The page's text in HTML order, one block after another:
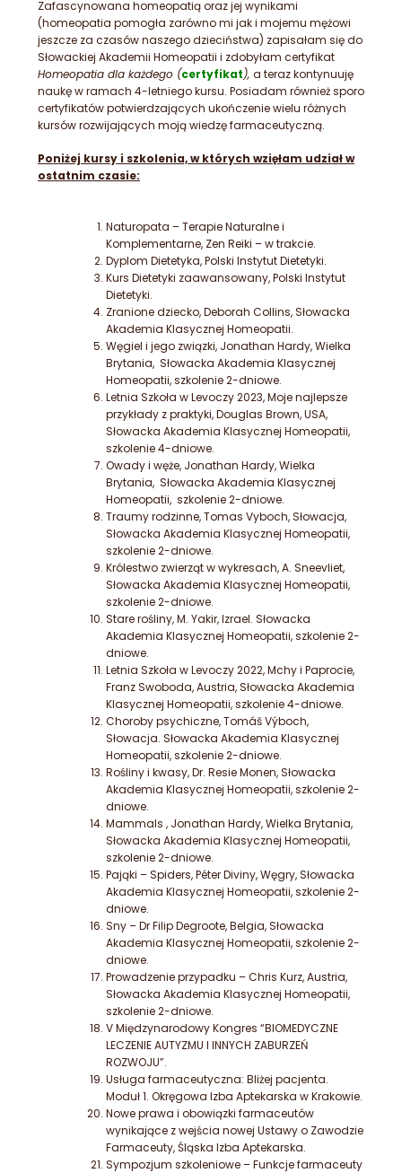
Zafascynowana homeopatią oraz jej wynikami
(homeopatia pomogła zarówno mi jak i mojemu mężowi
jeszcze za czasów naszego dzieciństwa) zapisałam się do
Słowackiej Akademii Homeopatii i zdobyłam certyfikat
Homeopatia dla każdego (certyfikat), a teraz kontynuuję
naukę w ramach 4-letniego kursu. Posiadam również sporo
certyfikatów potwierdzających ukończenie wielu różnych
kursów rozwijających moją wiedzę farmaceutyczną.
Poniżej kursy i szkolenia, w których wzięłam udział w
ostatnim czasie:
Naturopata – Terapie Naturalne i
Komplementarne, Zen Reiki – w trakcie.
Dyplom Dietetyka, Polski Instytut Dietetyki.
Kurs Dietetyki zaawansowany, Polski Instytut
Dietetyki.
Zranione dziecko, Deborah Collins, Słowacka
Akademia Klasycznej Homeopatii.
Węgiel i jego związki, Jonathan Hardy, Wielka
Brytania, Słowacka Akademia Klasycznej
Homeopatii, szkolenie 2-dniowe.
Letnia Szkoła w Levoczy 2023, Moje najlepsze
przykłady z praktyki,Douglas Brown, USA,
Słowacka Akademia Klasycznej Homeopatii,
szkolenie 4-dniowe.
Owady i węże, Jonathan Hardy, Wielka
Brytania, Słowacka Akademia Klasycznej
Homeopatii, szkolenie 2-dniowe.
Traumy rodzinne, Tomas Vyboch, Słowacja,
Słowacka Akademia Klasycznej Homeopatii,
szkolenie 2-dniowe.
Królestwo zwierząt w wykresach, A. Sneevliet,
Słowacka Akademia Klasycznej Homeopatii,
szkolenie 2-dniowe.
Stare rośliny, M. Yakir,Izrael. Słowacka
Akademia Klasycznej Homeopatii, szkolenie 2-
dniowe.
Letnia Szkoła w Levoczy 2022, Mchy i Paprocie,
Franz Swoboda, Austria, Słowacka Akademia
Klasycznej Homeopatii, szkolenie 4-dniowe.
Choroby psychiczne, Tomáš Výboch,
Słowacja. Słowacka Akademia Klasycznej
Homeopatii, szkolenie 2-dniowe.
Rośliny i kwasy, Dr. Resie Monen,Słowacka
Akademia Klasycznej Homeopatii, szkolenie 2-
dniowe.
Mammals , Jonathan Hardy, Wielka Brytania,
Słowacka Akademia Klasycznej Homeopatii,
szkolenie 2-dniowe.
Pająki – Spiders, Péter Diviny, Węgry,Słowacka
Akademia Klasycznej Homeopatii, szkolenie 2-
dniowe.
Sny – Dr Filip Degroote, Belgia, Słowacka
Akademia Klasycznej Homeopatii, szkolenie 2-
dniowe.
Prowadzenie przypadku – Chris Kurz, Austria,
Słowacka Akademia Klasycznej Homeopatii,
szkolenie 2-dniowe.
V Międzynarodowy Kongres “BIOMEDYCZNE
LECZENIE AUTYZMU I INNYCH ZABURZEŃ
ROZWOJU”.
Usługa farmaceutyczna: Bliżej pacjenta.
Moduł 1. Okręgowa Izba Aptekarska w Krakowie.
Nowe prawa i obowiązki farmaceutów
wynikające z wejścia nowej Ustawy o Zawodzie
Farmaceuty, Śląska Izba Aptekarska.
Sympozjum szkoleniowe – Funkcje farmaceuty